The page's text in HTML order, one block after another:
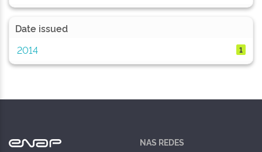
Date issued
2014
1
NAS REDES